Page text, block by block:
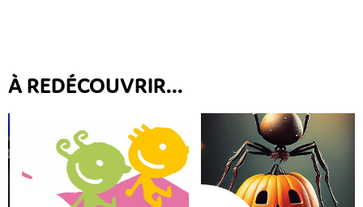
À REDÉCOUVRIR...